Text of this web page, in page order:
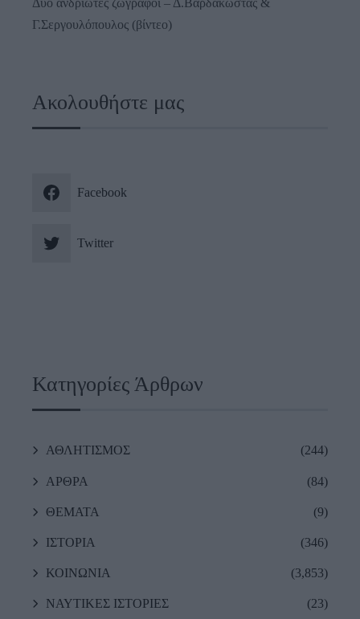
Δύο ανδριώτες ζωγράφοι – Δ.Βαρδακώστας &
Γ.Σεργουλόπουλος (βίντεο)
Ακολουθήστε μας
Facebook
Twitter
Κατηγορίες Άρθρων
ΑΘΛΗΤΙΣΜΟΣ (244)
ΑΡΘΡΑ (84)
ΘΕΜΑΤΑ (9)
ΙΣΤΟΡΙΑ (346)
ΚΟΙΝΩΝΙΑ (3,853)
ΝΑΥΤΙΚΕΣ ΙΣΤΟΡΙΕΣ (23)